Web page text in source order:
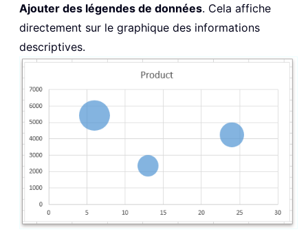
Ajouter des légendes de données. Cela affiche
directement sur le graphique des informations
descriptives.